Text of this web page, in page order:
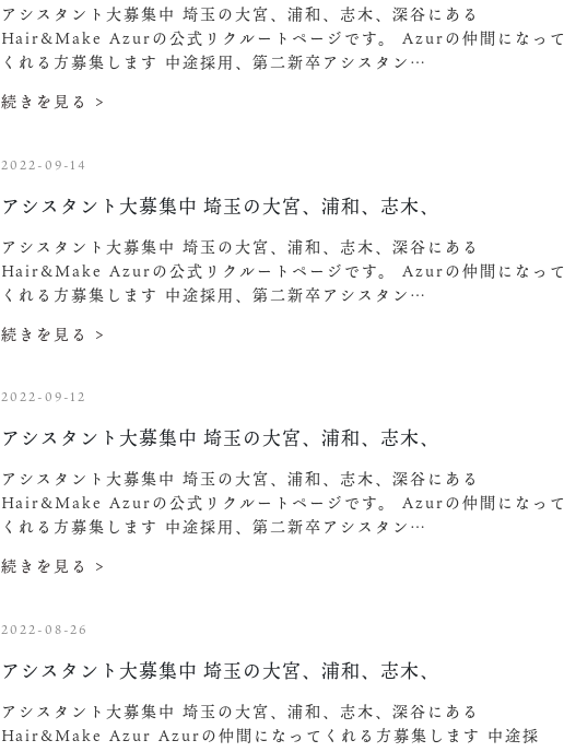
アシスタント大募集中️ 埼玉の大宮、浦和、志木、深谷にある
Hair&Make Azurの公式リクルートページです。 Azurの仲間になって
くれる方募集します︎ 中途採用、第二新卒アシスタン…
続きを見る >
2022-09-14
アシスタント大募集中️ 埼玉の大宮、浦和、志木、
アシスタント大募集中️ 埼玉の大宮、浦和、志木、深谷にある
Hair&Make Azurの公式リクルートページです。 Azurの仲間になって
くれる方募集します︎ 中途採用、第二新卒アシスタン…
続きを見る >
2022-09-12
アシスタント大募集中️ 埼玉の大宮、浦和、志木、
アシスタント大募集中️ 埼玉の大宮、浦和、志木、深谷にある
Hair&Make Azurの公式リクルートページです。 Azurの仲間になって
くれる方募集します︎ 中途採用、第二新卒アシスタン…
続きを見る >
2022-08-26
アシスタント大募集中️ 埼玉の大宮、浦和、志木、
アシスタント大募集中️ 埼玉の大宮、浦和、志木、深谷にある
Hair&Make Azur Azurの仲間になってくれる方募集します︎ 中途採